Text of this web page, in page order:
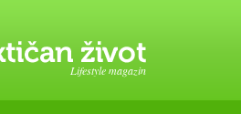
Lifestyle magazin